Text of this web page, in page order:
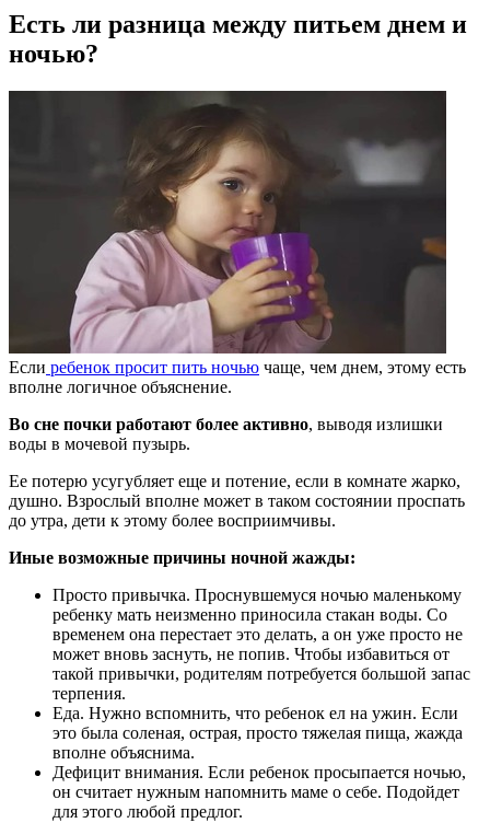
Есть ли разница между питьем днем и
ночью?
Если ребенок просит пить ночью чаще, чем днем, этому есть
вполне логичное объяснение.
Во сне почки работают более активно, выводя излишки
воды в мочевой пузырь.
Ее потерю усугубляет еще и потение, если в комнате жарко,
душно. Взрослый вполне может в таком состоянии проспать
до утра, дети к этому более восприимчивы.
Иные возможные причины ночной жажды:
Просто привычка. Проснувшемуся ночью маленькому
ребенку мать неизменно приносила стакан воды. Со
временем она перестает это делать, а он уже просто не
может вновь заснуть, не попив. Чтобы избавиться от
такой привычки, родителям потребуется большой запас
терпения.
Еда. Нужно вспомнить, что ребенок ел на ужин. Если
это была соленая, острая, просто тяжелая пища, жажда
вполне объяснима.
Дефицит внимания. Если ребенок просыпается ночью,
он считает нужным напомнить маме о себе. Подойдет
для этого любой предлог.